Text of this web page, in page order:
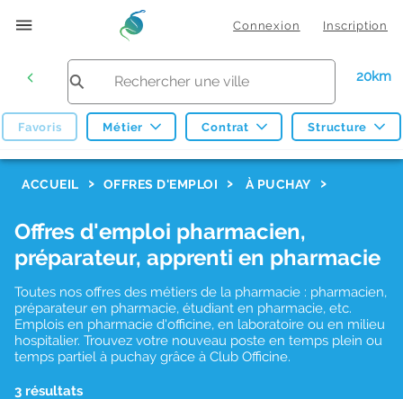
Connexion Inscription
20km
Favoris Métier Contrat Structure
ACCUEIL OFFRES D'EMPLOI À PUCHAY
Offres d'emploi pharmacien,
préparateur, apprenti en pharmacie
Toutes nos offres des métiers de la pharmacie : pharmacien,
préparateur en pharmacie, étudiant en pharmacie, etc.
Emplois en pharmacie d'officine, en laboratoire ou en milieu
hospitalier. Trouvez votre nouveau poste en temps plein ou
temps partiel à puchay grâce à Club Officine.
3 résultats